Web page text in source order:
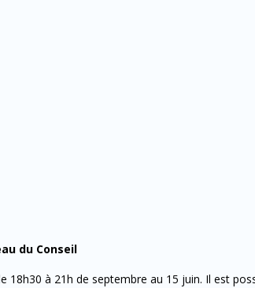
du Conseil
18h30 à 21h de septembre au 15 juin. Il est